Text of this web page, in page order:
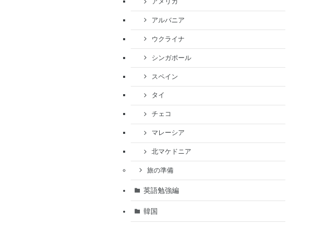
アメリカ
アルバニア
ウクライナ
シンガポール
スペイン
タイ
チェコ
マレーシア
北マケドニア
旅の準備
英語勉強編
韓国